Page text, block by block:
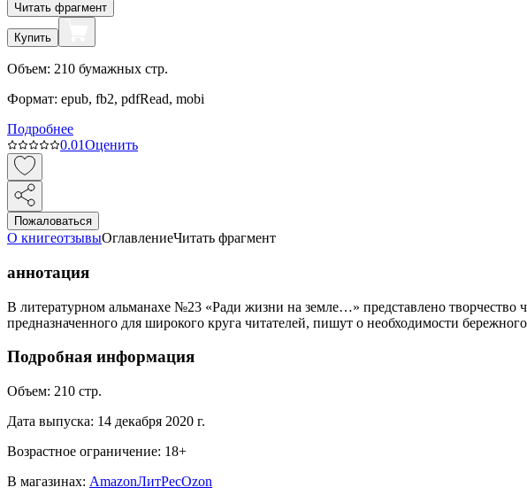
Читать фрагмент
Купить
Объем: 210 бумажных стр.
Формат: epub, fb2, pdfRead, mobi
Подробнее
0.01Оценить
Пожаловаться
О книгеотзывыОглавлениеЧитать фрагмент
аннотация
В литературном альманахе №23 «Ради жизни на земле…» представлено творчество
предназначенного для широкого круга читателей, пишут о необходимости
Подробная информация
Объем: 210 стр.
Дата выпуска: 14 декабря 2020 г.
Возрастное ограничение: 18+
В магазинах: AmazonЛитРесOzon